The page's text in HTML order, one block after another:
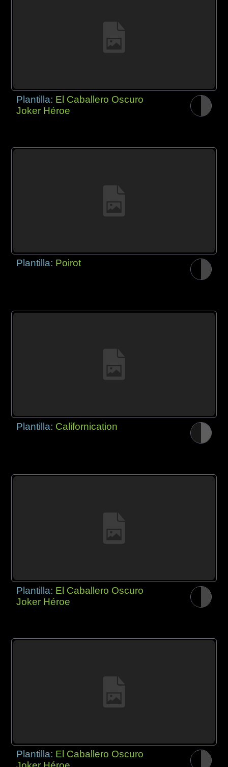
Plantilla: El Caballero Oscuro
Joker Héroe
Plantilla: Poirot
Plantilla: Californication
Plantilla: El Caballero Oscuro
Joker Héroe
Plantilla: El Caballero Oscuro